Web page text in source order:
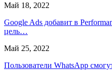
Май 18, 2022
Google Ads добавит в
цель…
Май 25, 2022
Пользователи WhatsApp